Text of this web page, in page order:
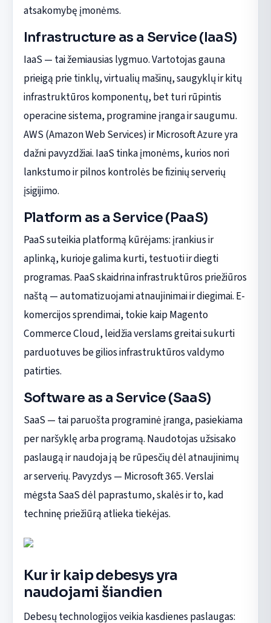
atsakomybę įmonėms.
Infrastructure as a Service (IaaS)
IaaS — tai žemiausias lygmuo. Vartotojas gauna
prieigą prie tinklų, virtualių mašinų, saugyklų ir kitų
infrastruktūros komponentų, bet turi rūpintis
operacine sistema, programine įranga ir saugumu.
AWS (Amazon Web Services) ir Microsoft Azure yra
dažni pavyzdžiai. IaaS tinka įmonėms, kurios nori
lankstumo ir pilnos kontrolės be fizinių serverių
įsigijimo.
Platform as a Service (PaaS)
PaaS suteikia platformą kūrėjams: įrankius ir
aplinką, kurioje galima kurti, testuoti ir diegti
programas. PaaS skaidrina infrastruktūros priežiūros
naštą — automatizuojami atnaujinimai ir diegimai. E-
komercijos sprendimai, tokie kaip Magento
Commerce Cloud, leidžia verslams greitai sukurti
parduotuves be gilios infrastruktūros valdymo
patirties.
Software as a Service (SaaS)
SaaS — tai paruošta programinė įranga, pasiekiama
per naršyklę arba programą. Naudotojas užsisako
paslaugą ir naudoja ją be rūpesčių dėl atnaujinimų
ar serverių. Pavyzdys — Microsoft 365. Verslai
mėgsta SaaS dėl paprastumo, skalės ir to, kad
techninę priežiūrą atlieka tiekėjas.
Kur ir kaip debesys yra
naudojami šiandien
Debesų technologijos veikia kasdienes paslaugas: